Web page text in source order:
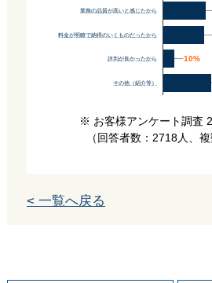
業務の品質が高いと感じたから
料金が明瞭で納得のいくものだったから
評判が良かったから
その他（紹介等）
10%
10%
※ お客様アンケート調査
（回答者数：2718人、複
< 一覧へ戻る